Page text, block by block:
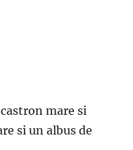
mare si
si un albus de